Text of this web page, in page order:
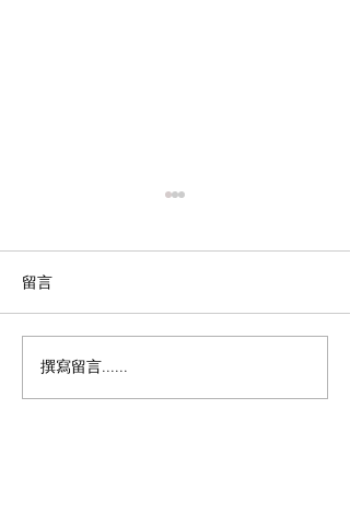
金子眼鏡【53mm特闊頭
骨客人適用 ｜鏡腿特別加
留言
撰寫留言......